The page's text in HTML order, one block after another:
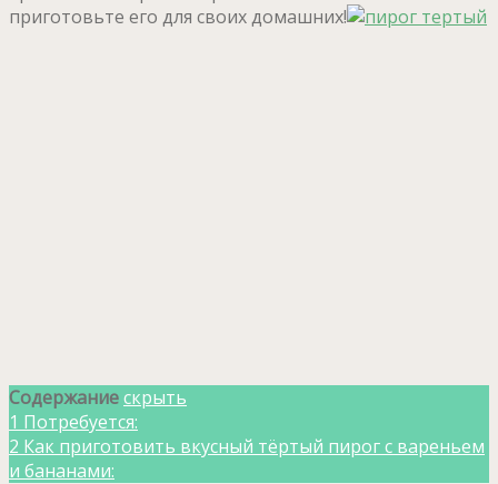
приготовьте его для своих домашних!
Содержаниескрыть
1 Потребуется:
2 Как приготовить вкусный тёртый пирог с вареньем
и бананами: